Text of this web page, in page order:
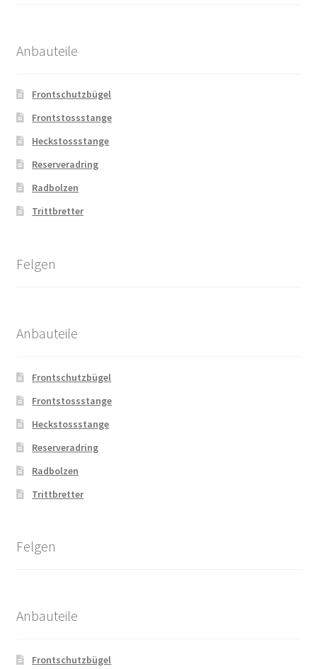
Anbauteile
Frontschutzbügel
Frontstossstange
Heckstossstange
Reserveradring
Radbolzen
Trittbretter
Felgen
Anbauteile
Frontschutzbügel
Frontstossstange
Heckstossstange
Reserveradring
Radbolzen
Trittbretter
Felgen
Anbauteile
Frontschutzbügel